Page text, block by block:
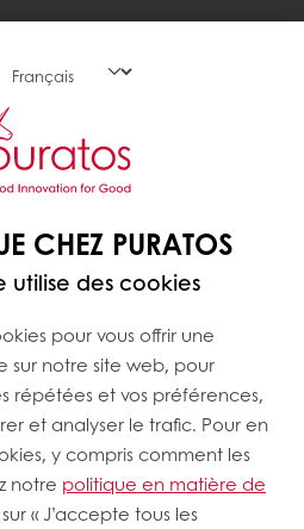
CHEZ PURATOS
utilise des cookies
pour vous offrir une
sur notre site web, pour
répétées et vos préférences,
et analyser le trafic. Pour en
y compris comment les
notre politique en matière de
« J’accepte tous les